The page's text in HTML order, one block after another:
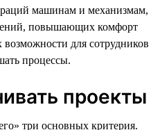
машинам и механизмам,
повышающих комфорт
для сотрудников
процессы.
проекты
три основных критерия.